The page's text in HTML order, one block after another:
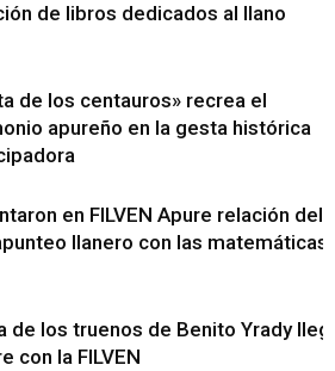
de libros dedicados al llano
de los centauros» recrea el
apureño en la gesta histórica
en FILVEN Apure relación del
llanero con las matemáticas
de los truenos de Benito Yrady
con la FILVEN